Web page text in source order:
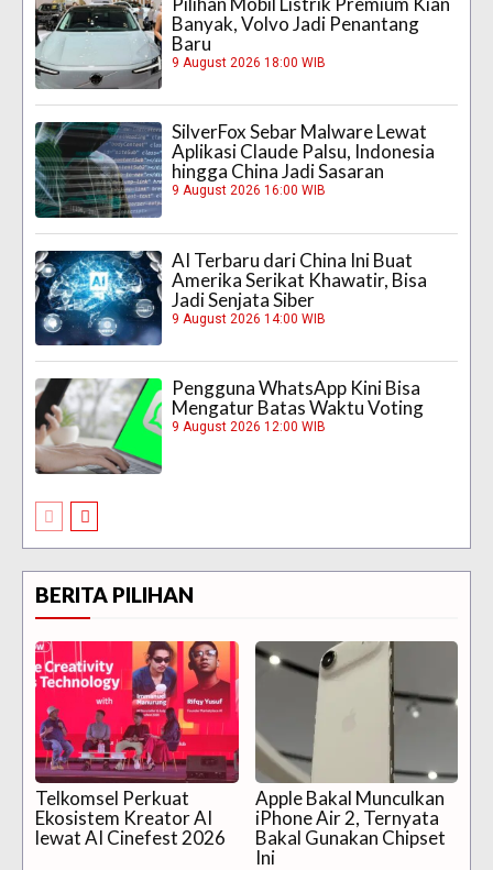
Banyak, Volvo Jadi Penantang
Baru
9 August 2026 18:00 WIB
SilverFox Sebar Malware Lewat
Aplikasi Claude Palsu, Indonesia
hingga China Jadi Sasaran
9 August 2026 16:00 WIB
AI Terbaru dari China Ini Buat
Amerika Serikat Khawatir, Bisa
Jadi Senjata Siber
9 August 2026 14:00 WIB
Pengguna WhatsApp Kini Bisa
Mengatur Batas Waktu Voting
9 August 2026 12:00 WIB
BERITA PILIHAN
Telkomsel Perkuat
Ekosistem Kreator AI
lewat AI Cinefest 2026
Apple Bakal Munculkan
iPhone Air 2, Ternyata
Bakal Gunakan Chipset
Ini